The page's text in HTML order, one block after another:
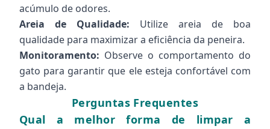
acúmulo de odores.
Areia de Qualidade: Utilize areia de boa
qualidade para maximizar a eficiência da peneira.
Monitoramento: Observe o comportamento do
gato para garantir que ele esteja confortável com
a bandeja.
Perguntas Frequentes
Qual a melhor forma de limpar a